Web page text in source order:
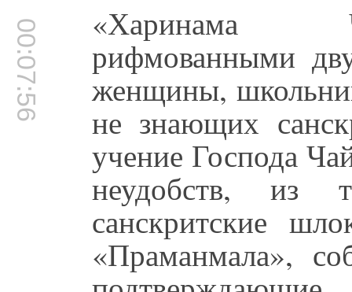
00:07:56 «Харинама
рифмованными
женщины,
не знающих
учение Господа
неудобств, из
санскритские
«Праманмала»,